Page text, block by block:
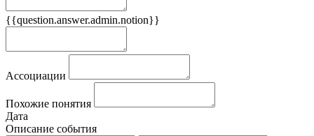
{{question.answer.admin.notion}}
Ассоциации
Похожие понятия
Дата
Описание события